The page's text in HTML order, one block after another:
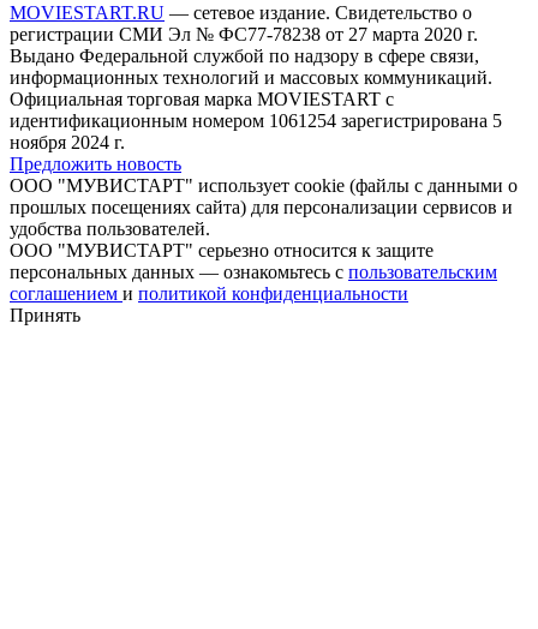
MOVIESTART.RU — сетевое издание. Свидетельство о
регистрации СМИ Эл № ФС77-78238 от 27 марта 2020 г.
Выдано Федеральной службой по надзору в сфере связи,
информационных технологий и массовых коммуникаций.
Официальная торговая марка MOVIESTART с
идентификационным номером 1061254 зарегистрирована 5
ноября 2024 г.
Предложить новость
ООО "МУВИСТАРТ" использует cookie (файлы с данными о
прошлых посещениях сайта) для персонализации сервисов и
удобства пользователей.
ООО "МУВИСТАРТ" серьезно относится к защите
персональных данных — ознакомьтесь с пользовательским
соглашением и политикой конфиденциальности
Принять